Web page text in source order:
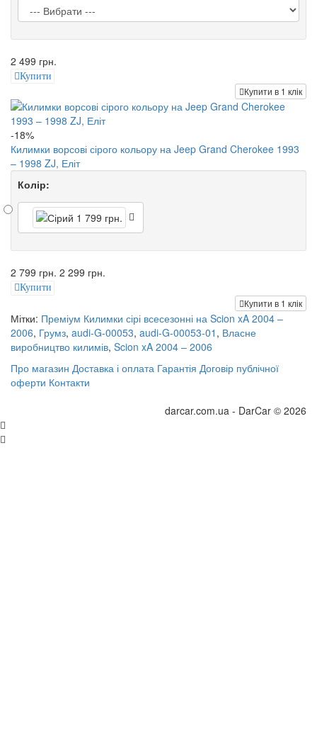
2 499 грн.
Купити
Купити в 1 клік
-18%
Килимки ворсові сірого кольору на Jeep Grand Cherokee 1993
– 1998 ZJ, Еліт
Колір:
2 799 грн. 2 299 грн.
Купити
Купити в 1 клік
Мітки: Преміум Килимки сірі всесезонні на Scion xA 2004 –
2006, Грумз, audi-G-00053, audi-G-00053-01 , Власне
виробництво килимів, Scion xA 2004 – 2006
Про магазин Доставка і оплата Гарантія Договір публічної
оферти Контакти
darcar.com.ua - DarCar © 2026